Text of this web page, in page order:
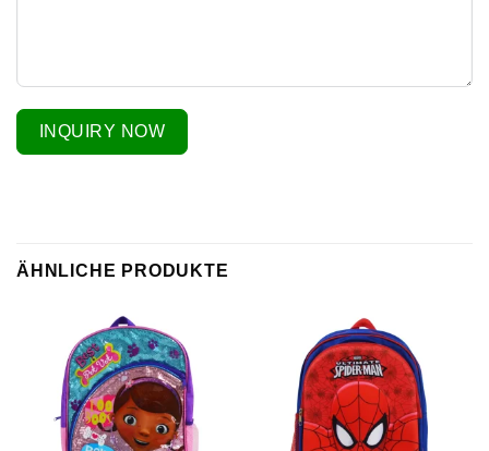
INQUIRY NOW
ÄHNLICHE PRODUKTE